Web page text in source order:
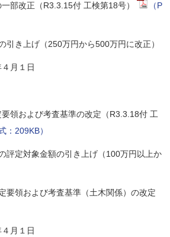
部改正（R3.3.15付 工検第18号）
（P
引き上げ（250万円から500万円に改正）
月１日
領および考査基準の改定（R3.3.18付 工
：209KB）
評定対象金額の引き上げ（100万円以上か
要領および考査基準（土木関係）の改定
月１日